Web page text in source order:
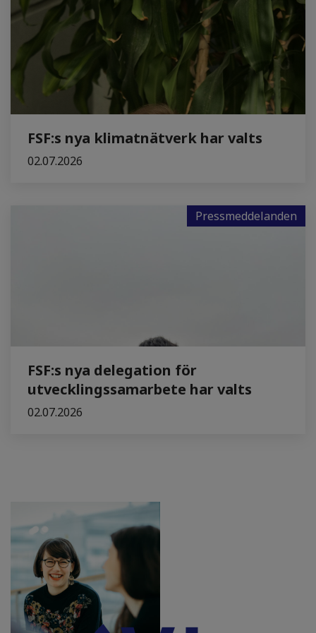
FSF:s nya klimatnätverk har valts
02.07.2026
Pressmeddelanden
FSF:s nya delegation för
utvecklingssamarbete har valts
02.07.2026